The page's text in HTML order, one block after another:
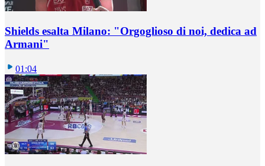
Shields esalta Milano: "Orgoglioso di noi, dedica ad
Armani"
01:04